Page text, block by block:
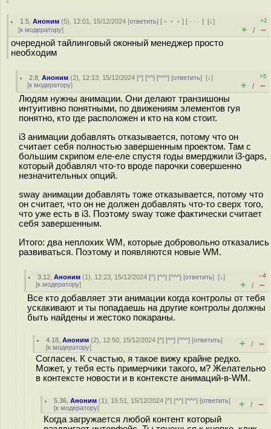
1.5 ,Аноним (5), 12:01, 15/12/2024 [ответить] [ ﹢﹢﹢] [ · · ·][↓]
[к модератору]
+2
+ / –
очередной тайлинговый оконный менеджер просто
необходим
2.8 ,Аноним (2), 12:13, 15/12/2024 [^] [^^] [^^^] [ответить][↓]
[к модератору]
+5
+ / –
Людям нужны анимации. Они делают транзишоны
интуитивно понятными, по движениям элементов гуя
понятно, кто где расположен и кто на ком стоит.
i3 анимации добавлять отказывается, потому что он
считает себя полностью завершенным проектом. Там с
большим скрипом еле-еле спустя годы вмерджили i3-gaps,
который добавлял что-то вроде парочки совершенно
незначительных опций.
sway анимации добавлять тоже отказывается, потому что
он считает, что он не должен добавлять что-то сверх того,
что уже есть в i3. Поэтому sway тоже фактически считает
себя завершенным.
Итого: два неплохих WM, которые добровольно отказались
развиваться. Поэтому и появляются новые WM.
3.12 ,Аноним (1), 12:23, 15/12/2024 [^] [^^] [^^^] [ответить][↓]
[к модератору]
–4
+ / –
Все кто добавляет эти анимации когда контролы от тебя
ускакивают и ты попадаешь на другие контролы должны
быть найдены и жестоко покараны.
4.18 ,Аноним (2), 12:50, 15/12/2024 [^] [^^] [^^^] [ответить]
[к модератору] + / –
Согласен. К счастью, я такое вижу крайне редко.
Может, у тебя есть примерчики такого, м? Желательно
в контексте новости и в контексте анимаций-в-WM.
5.36 ,Аноним (1), 15:51, 15/12/2024 [^] [^^] [^^^] [ответить]
[к модератору] + / –
Когда загружается любой контент который